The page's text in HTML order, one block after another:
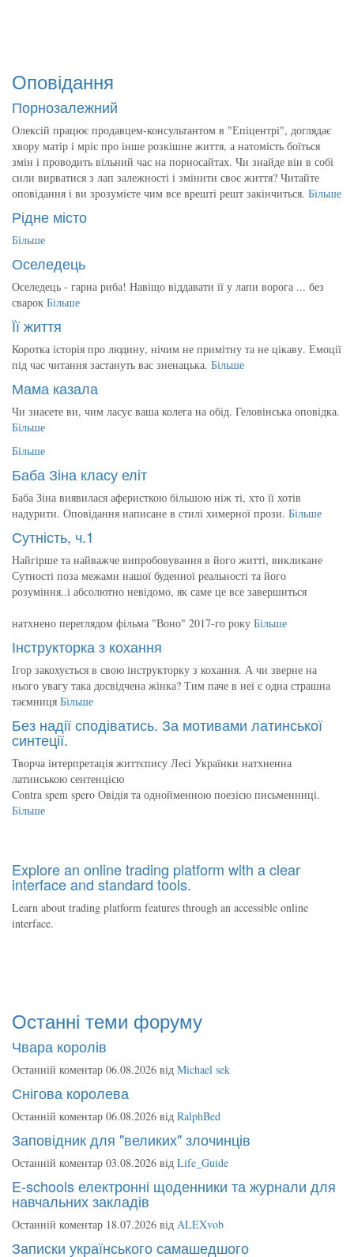
Оповідання
Порнозалежний
Олексій працює продавцем-консультантом в "Епіцентрі", доглядає
хвору матір і мріє про інше розкішне життя, а натомість боїться
змін і проводить вільний час на порносайтах. Чи знайде він в собі
сили вирватися з лап залежності і змінити своє життя? Читайте
оповідання і ви зрозумієте чим все врешті решт закінчиться. Більше
Рідне місто
Більше
Оселедець
Оселедець - гарна риба! Навіщо віддавати її у лапи ворога ... без
сварок Більше
Її життя
Коротка історія про людину, нічим не примітну та не цікаву. Емоції
під час читання застануть вас зненацька. Більше
Мама казала
Чи знаєете ви, чим ласує ваша колега на обід. Геловінська оповідка.
Більше
Більше
Баба Зіна класу еліт
Баба Зіна виявилася аферисткою більшою ніж ті, хто її хотів
надурити. Оповідання написане в стилі химерної прози. Більше
Сутність, ч.1
Найгірше та найважче випробовування в його житті, викликане
Сутності поза межами нашої буденної реальності та його
розуміння..і абсолютно невідомо, як саме це все завершиться
натхнено переглядом фільма "Воно" 2017-го року Більше
Інструкторка з кохання
Ігор закохується в свою інструкторку з кохання. А чи зверне на
нього увагу така досвідчена жінка? Тим паче в неї є одна страшна
таємниця Більше
Без надії сподіватись. За мотивами латинської
синтеції.
Творча інтерпретація життєпису Лесі Українки натхненна
латинською сентенцією
Contra spem spero Овідія та однойменною поезією письменниці.
Більше
Explore an online trading platform with a clear
interface and standard tools.
Learn about trading platform features through an accessible online
interface.
Останні теми форуму
Чвара королів
Останній коментар 06.08.2026 від Michael sek
Снігова королева
Останній коментар 06.08.2026 від RalphBed
Заповідник для "великих" злочинців
Останній коментар 03.08.2026 від Life_Guide
E-schools електронні щоденники та журнали для
навчальних закладів
Останній коментар 18.07.2026 від ALEXvob
Записки українського самашедшого